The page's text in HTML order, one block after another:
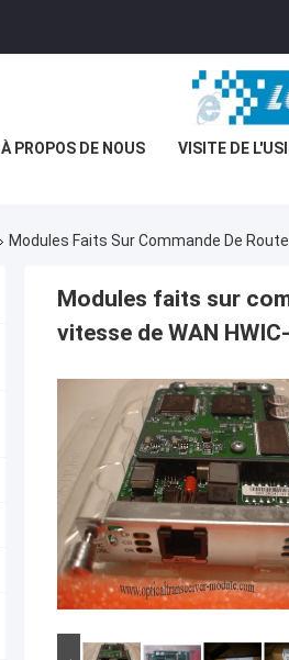
À PROPOS DE NOUS VISITE DE
Modules Faits Sur Commande De
Modules faits sur
vitesse de WAN